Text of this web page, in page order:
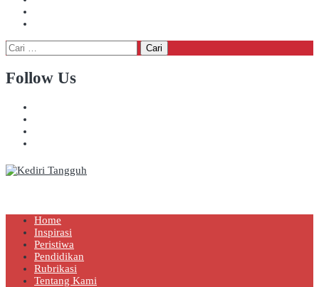
Cari
untuk:
Follow Us
Home
Inspirasi
Peristiwa
Pendidikan
Rubrikasi
Tentang Kami